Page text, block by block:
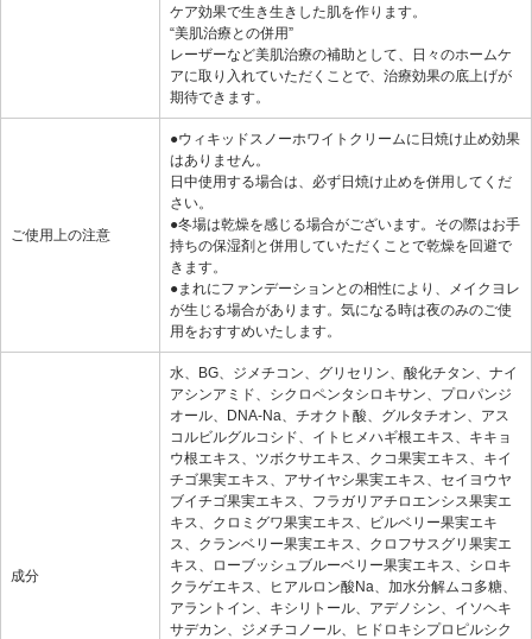
ケア効果で生き生きした肌を作ります。
“美肌治療との併用”
レーザーなど美肌治療の補助として、日々のホームケ
アに取り入れていただくことで、治療効果の底上げが
期待できます。
ご使用上の注意
●ウィキッドスノーホワイトクリームに日焼け止め効果
はありません。
日中使用する場合は、必ず日焼け止めを併用してくだ
さい。
●冬場は乾燥を感じる場合がございます。その際はお手
持ちの保湿剤と併用していただくことで乾燥を回避で
きます。
●まれにファンデーションとの相性により、メイクヨレ
が生じる場合があります。気になる時は夜のみのご使
用をおすすめいたします。
成分
水、BG、ジメチコン、グリセリン、酸化チタン、ナイ
アシンアミド、シクロペンタシロキサン、プロパンジ
オール、DNA-Na、チオクト酸、グルタチオン、アス
コルビルグルコシド、イトヒメハギ根エキス、キキョ
ウ根エキス、ツボクサエキス、クコ果実エキス、キイ
チゴ果実エキス、アサイヤシ果実エキス、セイヨウヤ
ブイチゴ果実エキス、フラガリアチロエンシス果実エ
キス、クロミグワ果実エキス、ビルベリー果実エキ
ス、クランベリー果実エキス、クロフサスグリ果実エ
キス、ローブッシュブルーベリー果実エキス、シロキ
クラゲエキス、ヒアルロン酸Na、加水分解ムコ多糖、
アラントイン、キシリトール、アデノシン、イソヘキ
サデカン、ジメチコノール、ヒドロキシプロピルシク